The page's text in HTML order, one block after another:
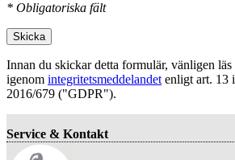
* Obligatoriska fält
Skicka
Innan du skickar detta formulär, vänligen läs
igenom integritetsmeddelandetenligt art. 13
2016/679 ("GDPR").
Service & Kontakt